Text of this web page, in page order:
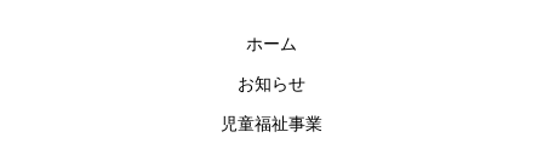
ホーム
お知らせ
児童福祉事業